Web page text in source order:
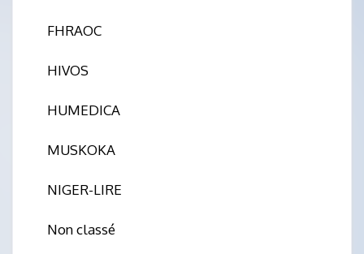
FHRAOC
HIVOS
HUMEDICA
MUSKOKA
NIGER-LIRE
Non classé